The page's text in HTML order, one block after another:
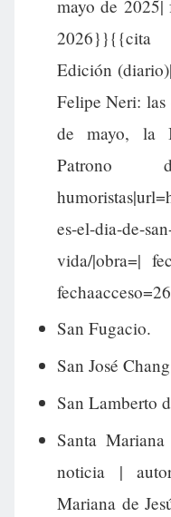
mayo de 2025|
2026}}{{cita
Edición
Felipe Neri: las
de mayo, la
Patrono
es-el-dia-de-
vida/|obra=|
San Fugacio.
San José
San Lamberto
Santa
noticia |
Mariana de